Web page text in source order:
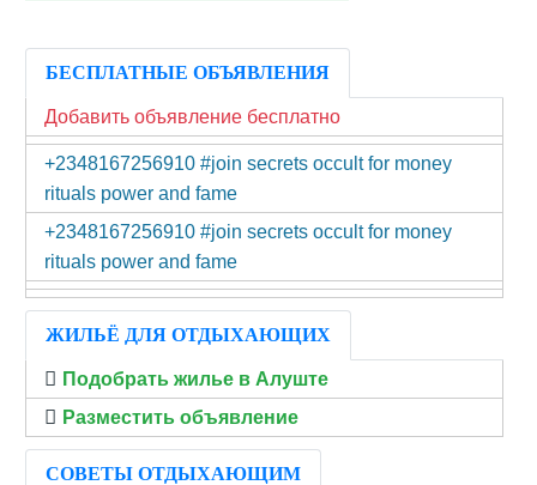
БЕСПЛАТНЫЕ ОБЪЯВЛЕНИЯ
Добавить объявление бесплатно
+2348167256910 #join secrets occult for money
rituals power and fame
+2348167256910 #join secrets occult for money
rituals power and fame
ЖИЛЬЁ ДЛЯ ОТДЫХАЮЩИХ
Подобрать жилье в Алуште
Разместить объявление
СОВЕТЫ ОТДЫХАЮЩИМ